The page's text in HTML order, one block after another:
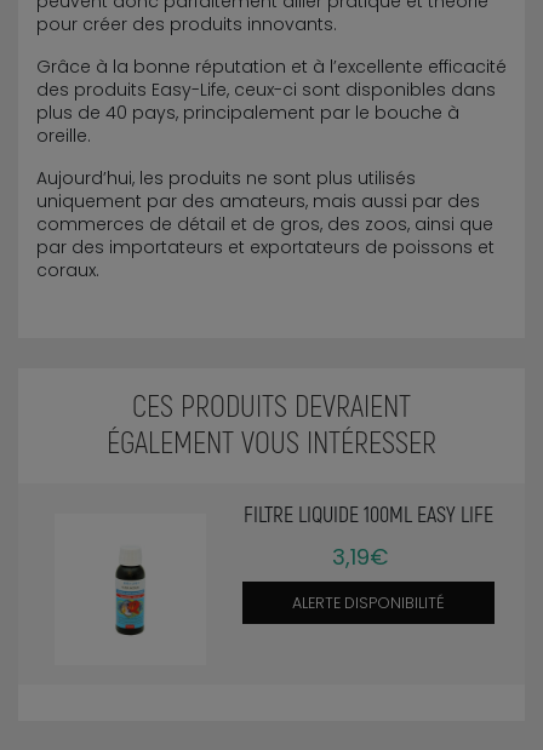
pour créer des produits innovants.
Grâce à la bonne réputation et à l’excellente efficacité
des produits Easy-Life, ceux-ci sont disponibles dans
plus de 40 pays, principalement par le bouche à
oreille.
Aujourd’hui, les produits ne sont plus utilisés
uniquement par des amateurs, mais aussi par des
commerces de détail et de gros, des zoos, ainsi que
par des importateurs et exportateurs de poissons et
coraux.
CES PRODUITS DEVRAIENT
ÉGALEMENT VOUS INTÉRESSER
FILTRE LIQUIDE 100ML EASY LIFE
3,19€
ALERTE DISPONIBILITÉ